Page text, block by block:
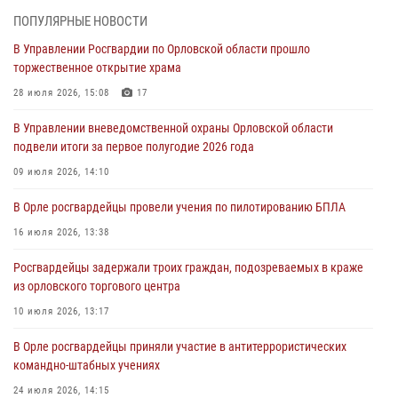
участке
Жительница Мценска сдала в Росгвардию незарегистрированное
ружьё
Сотрудники Росгвардии пресекли дебош в орловском кафе
30 июля 2026, 14:27
Росгвардейцы проверили антитеррористическую защищённость
детских лагерей «Мечта» и «Лесной»
ПОПУЛЯРНЫЕ НОВОСТИ
В Управлении Росгвардии по Орловской области прошло
торжественное открытие храма
28 июля 2026, 15:08 17
В Управлении вневедомственной охраны Орловской области
подвели итоги за первое полугодие 2026 года
09 июля 2026, 14:10
В Орле росгвардейцы провели учения по пилотированию БПЛА
16 июля 2026, 13:38
Росгвардейцы задержали троих граждан, подозреваемых в краже
из орловского торгового центра
10 июля 2026, 13:17
В Орле росгвардейцы приняли участие в антитеррористических
командно-штабных учениях
24 июля 2026, 14:15